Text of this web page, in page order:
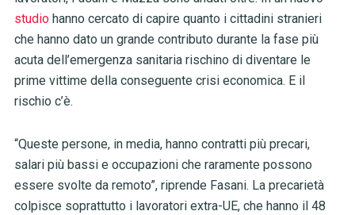
studiohanno cercato di capire quanto i cittadini stranieri
che hanno dato un grande contributo durante la fase più
acuta dell’emergenza sanitaria rischino di diventare le
prime vittime della conseguente crisi economica. E il
rischio c’è.
“Queste persone, in media, hanno contratti più precari,
salari più bassi e occupazioni che raramente possono
essere svolte da remoto”, riprende Fasani. La precarietà
colpisce soprattutto i lavoratori extra-UE, che hanno il 48